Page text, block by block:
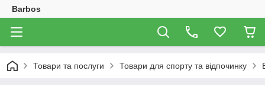
Barbos
Товари та послуги Товари для спорту та відпочинку